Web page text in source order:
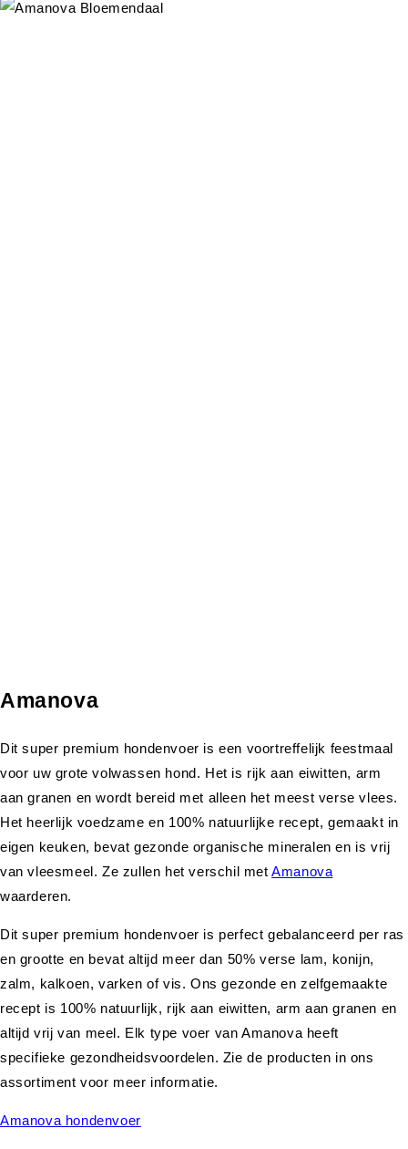
Amanova
Dit super premium hondenvoer is een voortreffelijk feestmaal
voor uw grote volwassen hond. Het is rijk aan eiwitten, arm
aan granen en wordt bereid met alleen het meest verse vlees.
Het heerlijk voedzame en 100% natuurlijke recept, gemaakt in
eigen keuken, bevat gezonde organische mineralen en is vrij
van vleesmeel. Ze zullen het verschil metAmanova
waarderen.
Dit super premium hondenvoer is perfect gebalanceerd per ras
en grootte en bevat altijd meer dan 50% verse lam, konijn,
zalm, kalkoen, varken of vis. Ons gezonde en zelfgemaakte
recept is 100% natuurlijk, rijk aan eiwitten, arm aan granen en
altijd vrij van meel. Elk type voer van Amanova heeft
specifieke gezondheidsvoordelen. Zie de producten in ons
assortiment voor meer informatie.
Amanova hondenvoer